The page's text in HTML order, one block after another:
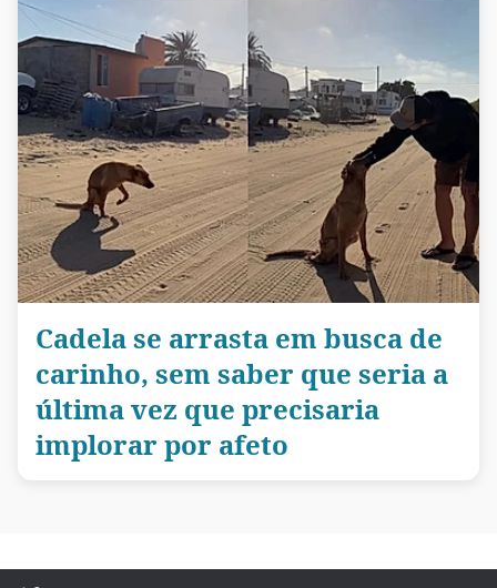
Cadela se arrasta em busca de
carinho, sem saber que seria a
última vez que precisaria
implorar por afeto